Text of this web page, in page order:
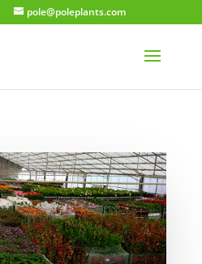
pole@poleplants.com